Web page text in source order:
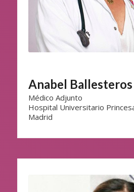
Anabel Ballesteros
Médico Adjunto
Hospital Universitario
Madrid